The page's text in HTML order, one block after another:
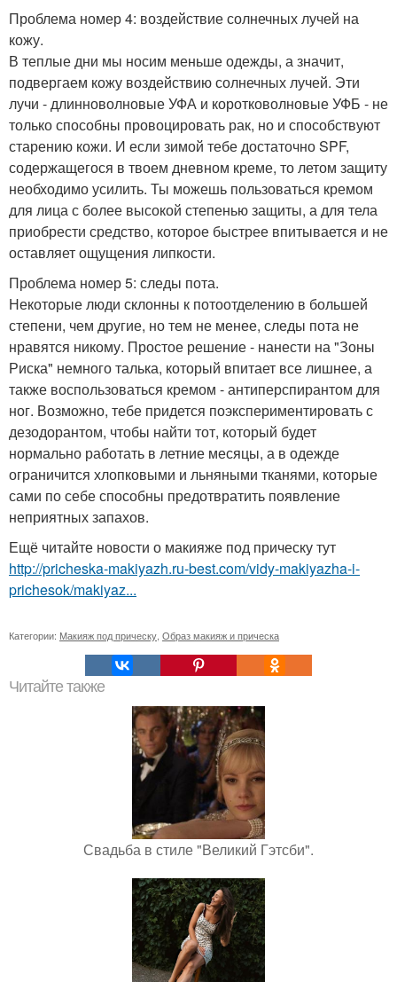
Проблема номер 4: воздействие солнечных лучей на
кожу.
В теплые дни мы носим меньше одежды, а значит,
подвергаем кожу воздействию солнечных лучей. Эти
лучи - длинноволновые УФА и коротковолновые УФБ - не
только способны провоцировать рак, но и способствуют
старению кожи. И если зимой тебе достаточно SPF,
содержащегося в твоем дневном креме, то летом защиту
необходимо усилить. Ты можешь пользоваться кремом
для лица с более высокой степенью защиты, а для тела
приобрести средство, которое быстрее впитывается и не
оставляет ощущения липкости.
Проблема номер 5: следы пота.
Некоторые люди склонны к потоотделению в большей
степени, чем другие, но тем не менее, следы пота не
нравятся никому. Простое решение - нанести на "Зоны
Риска" немного талька, который впитает все лишнее, а
также воспользоваться кремом - антиперспирантом для
ног. Возможно, тебе придется поэкспериментировать с
дезодорантом, чтобы найти тот, который будет
нормально работать в летние месяцы, а в одежде
ограничится хлопковыми и льняными тканями, которые
сами по себе способны предотвратить появление
неприятных запахов.
Ещё читайте новости о макияже под прическу тут
http://pricheska-makiyazh.ru-best.com/vidy-makiyazha-i-
prichesok/makiyaz...
Категории: Макияж под прическу Образ макияж и прическа
Читайте также
Свадьба в стиле "Великий Гэтсби".